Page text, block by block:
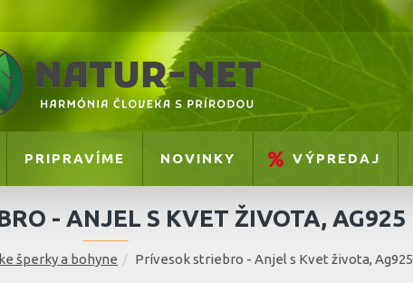
PRIPRAVÍME NOVINKY VÝPREDAJ
šperky a bohyne Prívesok striebro - Anjel s Kvet života, Ag925
- ANJEL S KVET ŽIVOTA, AG925